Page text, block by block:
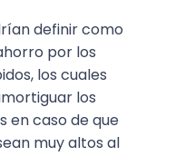
definir como
por los
los cuales
los
en caso de que
muy altos al